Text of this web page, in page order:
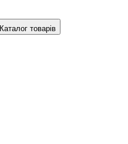
Каталог товарів